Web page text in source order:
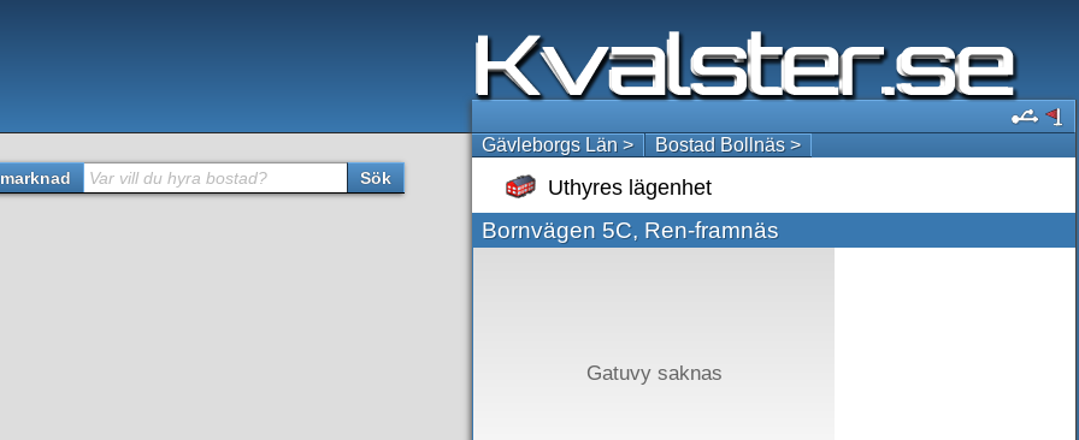
Gävleborgs Län > Bostad Bollnäs >
Uthyres lägenhet
Bornvägen 5C, Ren-framnäs
Gatuvy saknas
Var vill du hyra bostad? Sök